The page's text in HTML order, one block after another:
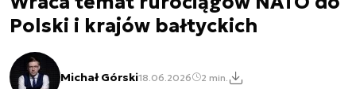
Polski i krajów bałtyckich
Michał Górski18.06.2026 2 min.